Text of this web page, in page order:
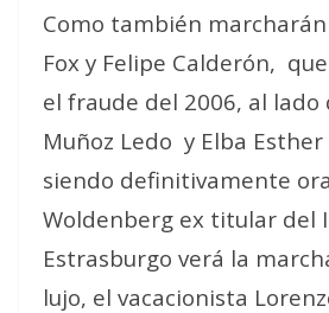
Como también
Fox y Felipe Calderón,
el fraude del 2006, al lado
Muñoz Ledo y Elba
siendo definitivamente
Woldenberg ex titular del
Estrasburgo verá la
lujo, el vacacionista